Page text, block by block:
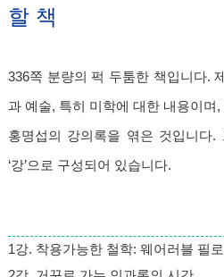
할 책
336쪽 분량의 퍽 두툼한 책입니다.
과 예술, 특히 미학에 대한 내용이며
홍명섭의 강의록을 엮은 것입니다.
‘강’으로 구성되어 있습니다.
1강. 착용가능한 철학: 웨어러블 필로